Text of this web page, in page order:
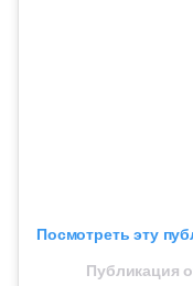
Посмотреть эту
Публикация